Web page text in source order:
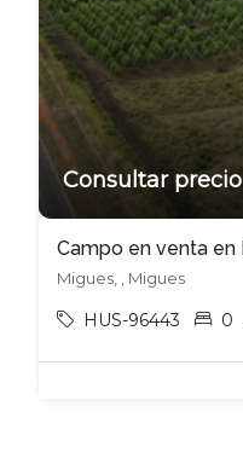
Consultar precio
Migues, , Migues
HUS-96443 0